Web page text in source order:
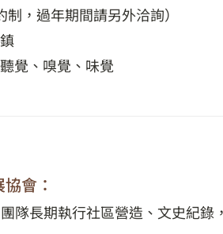
制，過年期間請另外洽詢）
覺、嗅覺、味覺
會：
隊長期執行社區營造、文史紀